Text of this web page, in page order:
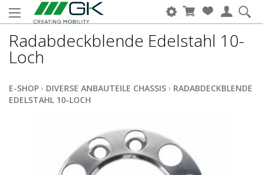
Radabdeckblende Edelstahl 10-
Loch
E-SHOP › DIVERSE ANBAUTEILE CHASSIS › RADABDECKBLENDE
EDELSTAHL 10-LOCH